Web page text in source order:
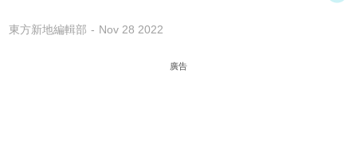
東方新地編輯部 Nov 28 2022
廣告